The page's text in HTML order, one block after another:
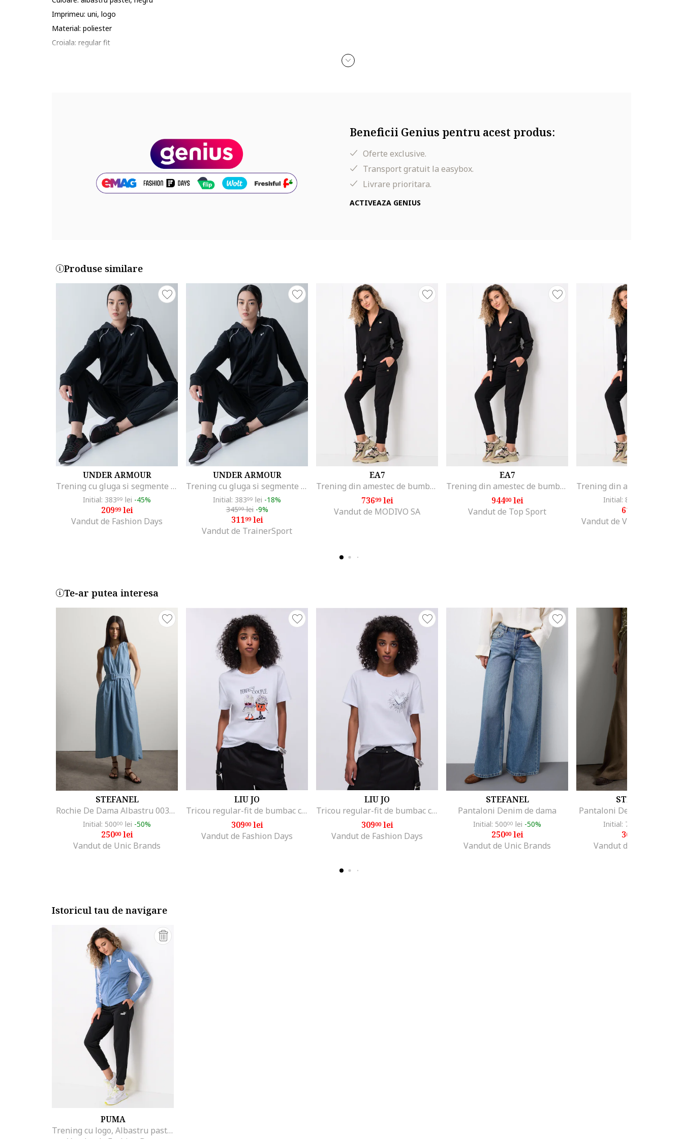
Imprimeu: uni, logo
Material: poliester
Croiala: regular fit
Modelul poarta un produs de marimea S.
Marimi model: 178 cm inaltime, 87 cm bust, 64 cm talie, 97 cm sold
Beneficii Genius pentru acest produs:
Oferte exclusive.
Transport gratuit la easybox.
Livrare prioritara.
ACTIVEAZA GENIUS
Produse similare
UNDER ARMOUR
Trening cu gluga si segmente laterale contrastante Rival
Initial: 38399 lei -45%
20999lei
Vandut de Fashion Days
UNDER ARMOUR
Trening cu gluga si segmente laterale contrastante Rival
Initial: 38399 lei -18%
34599lei -9%
31199lei
Vandut de TrainerSport
EA7
Trening din amestec de bumbac cu fermoar, Negru
73699lei
Vandut de MODIVO SA
EA7
Trening din amestec de bumbac cu fermoar, Negru
94400lei
Vandut de Top Sport
Initial: 878
614
Vandut de Various Brands
Te-ar putea interesa
STEFANEL
Rochie De Dama Albastru 003570963
Initial: 50000 lei -50%
25000lei
Vandut de Unic Brands
LIU JO
Tricou regular-fit de bumbac cu aplicatie din strasuri, Alb/Negru/Portocaliu mandarina
30900lei
Vandut de Fashion Days
LIU JO
Tricou regular-fit de bumbac cu aplicatie din strasuri, Alb optic
30900lei
Vandut de Fashion Days
STEFANEL
Pantaloni Denim de dama
Initial: 50000 lei -50%
25000lei
Vandut de Unic Brands
STEFANEL
Pantaloni De Dama
Initial: 725
363
Vandut de Unic Brands
Istoricul tau de navigare
PUMA
Trening cu logo, Albastru pastel/Negru